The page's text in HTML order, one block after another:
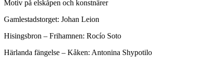
Motiv på elskåpen och konstnärer
Gamlestadstorget: Johan Leion
Hisingsbron – Frihamnen: Rocío Soto
Härlanda fängelse – Kåken: Antonina Shypotilo